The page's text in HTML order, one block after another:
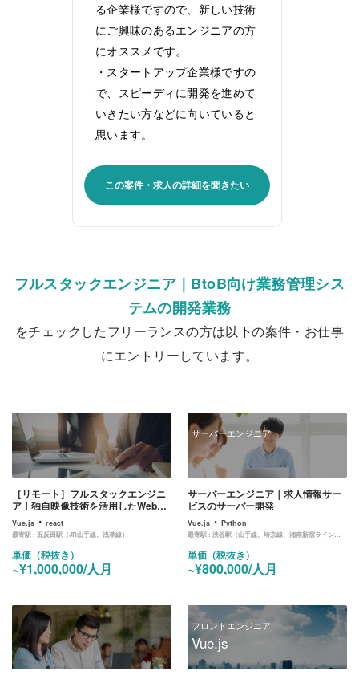
る企業様ですので、新しい技術
にご興味のあるエンジニアの方
にオススメです。
・スタートアップ企業様ですの
で、スピーディに開発を進めて
いきたい方などに向いていると
思います。
この案件・求人の詳細を聞きたい
フルスタックエンジニア｜BtoB向け業務管理シス
テムの開発業務
をチェックしたフリーランスの方は以下の案件・お仕事
にエントリーしています。
［リモート］フルスタックエンジニ
ア｜独自映像技術を活用したWebサ
ービスの開発
Vue.js ・ react
最寄駅 : 五反田駅（JR山手線、浅草線）
単価（税抜き）
~¥1,000,000/人月
サーバーエンジニア
サーバーエンジニア｜求人情報サー
ビスのサーバー開発
Vue.js ・Python
最寄駅 :渋谷駅（山手線、埼京線、湘南新宿ライン、東横線、田園都市線、銀座線、半蔵門線、副都心線）
単価（税抜き）
~¥800,000/人月
フロントエンジニア
Vue.js